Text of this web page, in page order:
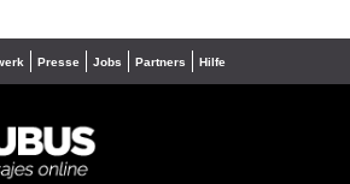
Presse Jobs Partners Hilfe